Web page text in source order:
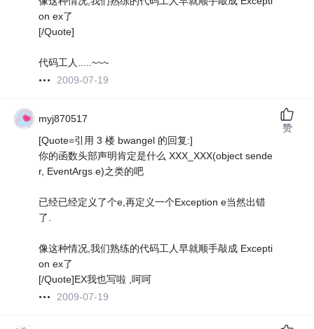
on ex了
[/Quote]
代码工人.....~~~
2009-07-19
myj870517
[Quote=引用 3 楼 bwangel 的回复:]
你的函数头部声明肯定是什么 XXX_XXX(object sende
r, EventArgs e)之类的吧
已经已经定义了个e,再定义一个Exception e当然出错
了.
像这种情况,我们熟练的代码工人早就顺手敲成 Excepti
on ex了
[/Quote]EX我也写啦 ,呵呵
2009-07-19
赞